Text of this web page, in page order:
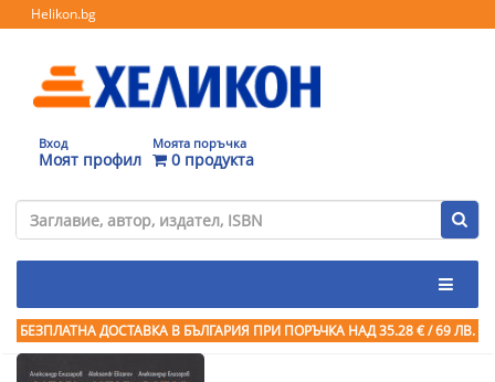
Helikon.bg
Вход
Моят профил
Моята поръчка
0 продукта
БЕЗПЛАТНА ДОСТАВКА В БЪЛГАРИЯ ПРИ ПОРЪЧКА НАД 35.28 € / 69 ЛВ.